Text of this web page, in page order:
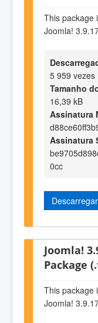
This package
Joomla!
5 959 vezes
Tamanho
16,39 kB
Assinatura
Assinatura
0cc
Joomla!
Package
This package
Joomla!